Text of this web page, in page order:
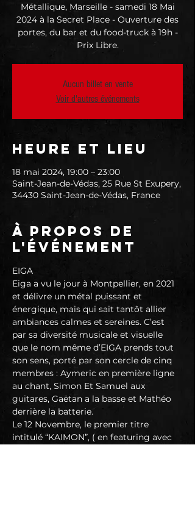
Métallique, Marseille - samedi 18 Mai
2024 à la Secret Place - Ouverture des
portes, du bar et du food-truck à 19h -
Prix Libre.
Aucun billet en vente
Voir d'autres événements
Heure et lieu
18 mai 2024, 19:00 – 23:00
Saint-Jean-de-Védas, 25 Rue St Exupery,
34430 Saint-Jean-de-Védas, France
À propos de
l'événement
EIGA
Eiga a vu le jour à Montpellier, en 2021
et délivre un métal puissant et
énergique, mais qui sait tantôt allier
ambiances calmes et sereines. C’est
par sa diversité musicale et visuelle
que le nom même d’EIGA prends tout
son sens, porté par son cercle de cinq
membres : Aymeric en première ligne
au chant, Simon Et Samuel aux
guitares, Gaëtan a la basse et Mathéo
derrière la batterie.
Le 12 Novembre, le premier titre
intitulé “KAIMON”, ( en featuring avec